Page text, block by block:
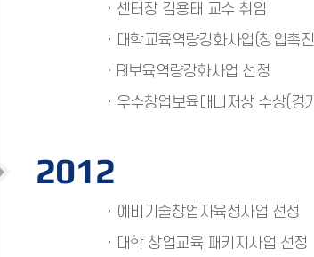
· 센터장 김용태 교수 취임
· 대학교육역량강화사업(창업촉
· BI보육역량강화사업 선정
· 우수창업보육매니저상 수상(경
2012
· 예비기술창업자육성사업 선정
· 대학 창업교육 패키지사업 선정